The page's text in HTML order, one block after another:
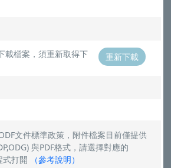
載檔案，須重新取得下
重新下載
文件標準政策，附件檔案目前僅提供
與PDF格式，請選擇對應的
打開
（參考說明）